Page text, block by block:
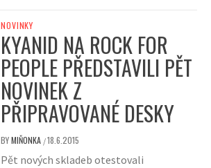
NOVINKY
KYANID NA ROCK FOR
PEOPLE PŘEDSTAVILI PĚT
NOVINEK Z
PŘIPRAVOVANÉ DESKY
BYMIŇONKA /18.6.2015
Pět nových skladeb otestovali